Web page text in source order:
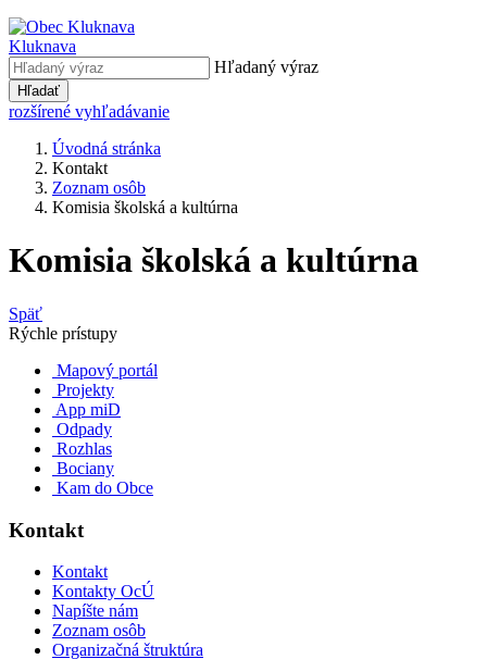
Kluknava
Hľadaný výraz
Hľadať
rozšírené vyhľadávanie
Úvodná stránka
Kontakt
Zoznam osôb
Komisia školská a kultúrna
Komisia školská a kultúrna
Späť
Rýchle prístupy
Mapový portál
Projekty
App miD
Odpady
Rozhlas
Bociany
Kam do Obce
Kontakt
Kontakt
Kontakty OcÚ
Napíšte nám
Zoznam osôb
Organizačná štruktúra